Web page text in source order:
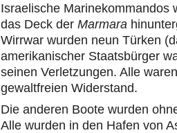
Israelische Marinekommandos
das Deck der Marmara
Wirrwar wurden neun Türken
amerikanischer Staatsbürger
seinen Verletzungen. Alle
gewaltfreien Widerstand.
Die anderen Boote wurden
Alle wurden in den Hafen von